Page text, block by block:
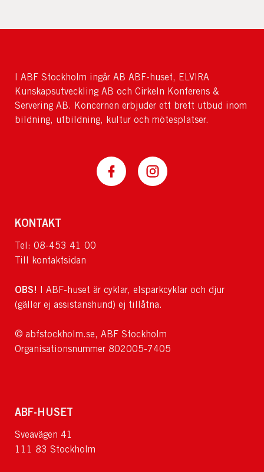
I ABF Stockholm ingår AB ABF-huset, ELVIRA
Kunskapsutveckling AB och Cirkeln Konferens &
Servering AB. Koncernen erbjuder ett brett utbud inom
bildning, utbildning, kultur och mötesplatser.
KONTAKT
Tel: 08-453 41 00
Till kontaktsidan
OBS! I ABF-huset är cyklar, elsparkcyklar och djur
(gäller ej assistanshund) ej tillåtna.
© abfstockholm.se, ABF Stockholm
Organisationsnummer 802005-7405
ABF-HUSET
Sveavägen 41
111 83 Stockholm